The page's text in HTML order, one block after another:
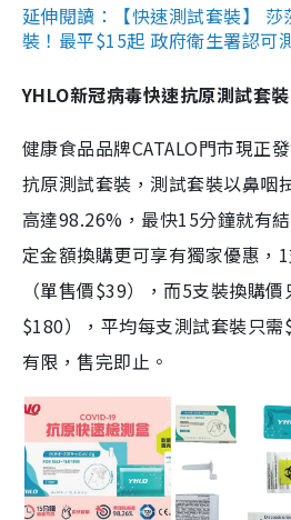
延伸閱讀：【快速測試套裝】
裝！最平$15起 政府衛生署認可
YHLO新冠病毒快速抗原測試套裝
健康食品品牌CATALO門市現正
抗原測試套裝，測試套裝以鼻咽
高達98.26%，最快15分鐘就有
定金額換購更可享有獨家優惠，
（單售價$39），而5支裝換購
$180），平均每支測試套裝只
有限，售完即止。